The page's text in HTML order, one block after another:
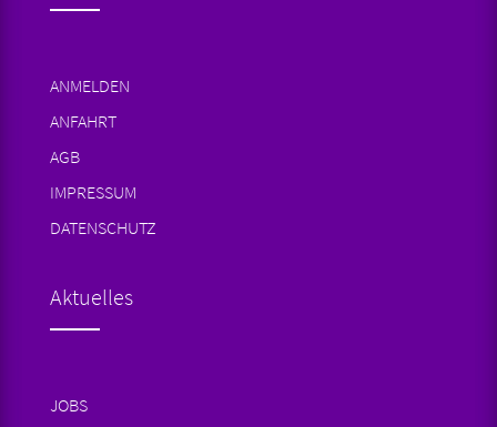
ANMELDEN
ANFAHRT
AGB
IMPRESSUM
DATENSCHUTZ
Aktuelles
JOBS